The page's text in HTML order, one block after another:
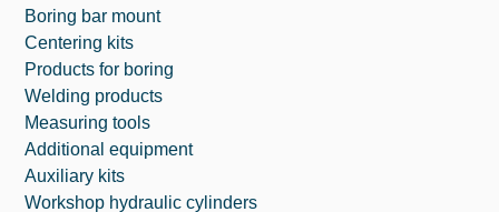
Boring bar mount
Centering kits
Products for boring
Welding products
Measuring tools
Additional equipment
Auxiliary kits
Workshop hydraulic cylinders